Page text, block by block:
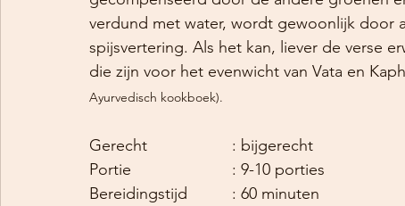
verdund met water, wordt gewoonlijk door
spijsvertering. Als het kan, liever de verse
die zijn voor het evenwicht van Vata en
Ayurvedisch kookboek).
Gerecht			: bijgerecht
Portie			: 9-10 porties
Bereidingstijd		: 60 minuten